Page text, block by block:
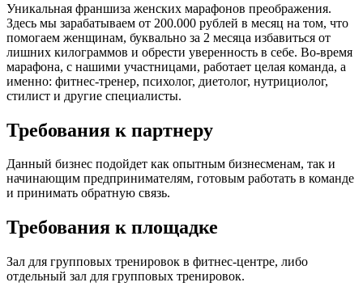
Уникальная франшиза женских марафонов преображения.
Здесь мы зарабатываем от 200.000 рублей в месяц на том, что
помогаем женщинам, буквально за 2 месяца избавиться от
лишних килограммов и обрести уверенность в себе. Во-время
марафона, с нашими участницами, работает целая команда, а
именно: фитнес-тренер, психолог, диетолог, нутрициолог,
стилист и другие специалисты.
Требования к партнеру
Данный бизнес подойдет как опытным бизнесменам, так и
начинающим предпринимателям, готовым работать в команде
и принимать обратную связь.
Требования к площадке
Зал для групповых тренировок в фитнес-центре, либо
отдельный зал для групповых тренировок.